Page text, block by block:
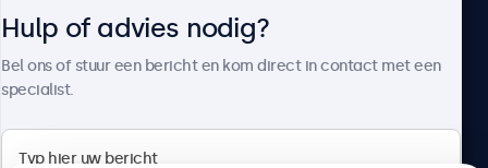
Hulp of advies nodig?
Bel ons of stuur een bericht en kom direct in contact met een
specialist.